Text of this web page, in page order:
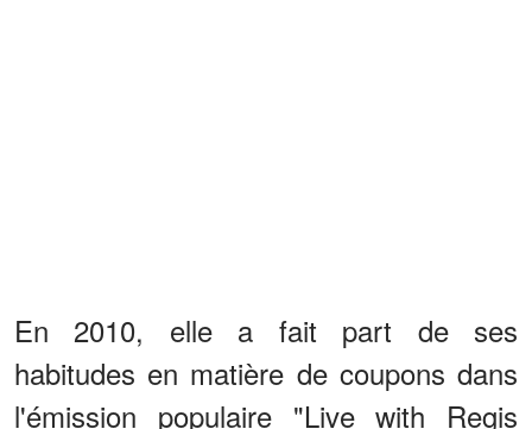
En 2010, elle a fait part de ses
habitudes en matière de coupons dans
l'émission populaire "Live with Regis